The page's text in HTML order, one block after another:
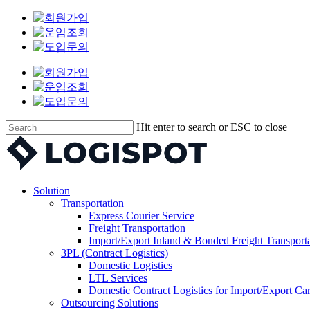
Skip
content
Hit enter to search or ESC to close
Close
Search
Menu
Solution
Transportation
Express Courier Service
Freight Transportation
Import/Export Inland & Bonded Freight
3PL (Contract Logistics)
Domestic Logistics
LTL Services
Domestic Contract Logistics for Import/Export
Outsourcing Solutions